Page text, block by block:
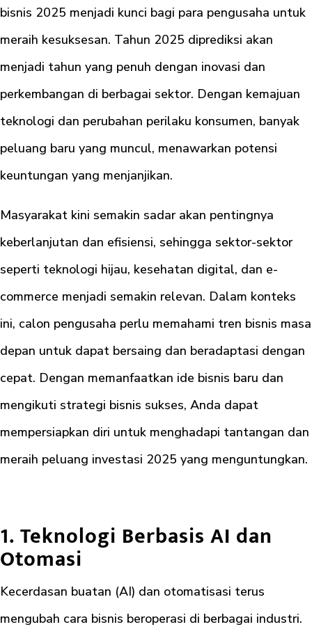
bisnis 2025 menjadi kunci bagi para pengusaha untuk
meraih kesuksesan. Tahun 2025 diprediksi akan
menjadi tahun yang penuh dengan inovasi dan
perkembangan di berbagai sektor. Dengan kemajuan
teknologi dan perubahan perilaku konsumen, banyak
peluang baru yang muncul, menawarkan potensi
keuntungan yang menjanjikan.
Masyarakat kini semakin sadar akan pentingnya
keberlanjutan dan efisiensi, sehingga sektor-sektor
seperti teknologi hijau, kesehatan digital, dan e-
commerce menjadi semakin relevan. Dalam konteks
ini, calon pengusaha perlu memahami tren bisnis masa
depan untuk dapat bersaing dan beradaptasi dengan
cepat. Dengan memanfaatkan ide bisnis baru dan
mengikuti strategi bisnis sukses, Anda dapat
mempersiapkan diri untuk menghadapi tantangan dan
meraih peluang investasi 2025 yang menguntungkan.
1. Teknologi Berbasis AI dan
Otomasi
Kecerdasan buatan (AI) dan otomatisasi terus
mengubah cara bisnis beroperasi di berbagai industri.